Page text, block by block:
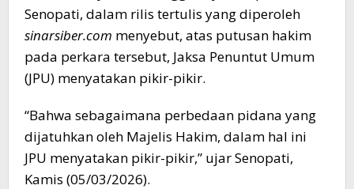
Senopati, dalam rilis tertulis yang diperoleh
sinarsiber.com menyebut, atas putusan hakim
pada perkara tersebut, Jaksa Penuntut Umum
(JPU) menyatakan pikir-pikir.
“Bahwa sebagaimana perbedaan pidana yang
dijatuhkan oleh Majelis Hakim, dalam hal ini
JPU menyatakan pikir-pikir,” ujar Senopati,
Kamis (05/03/2026).